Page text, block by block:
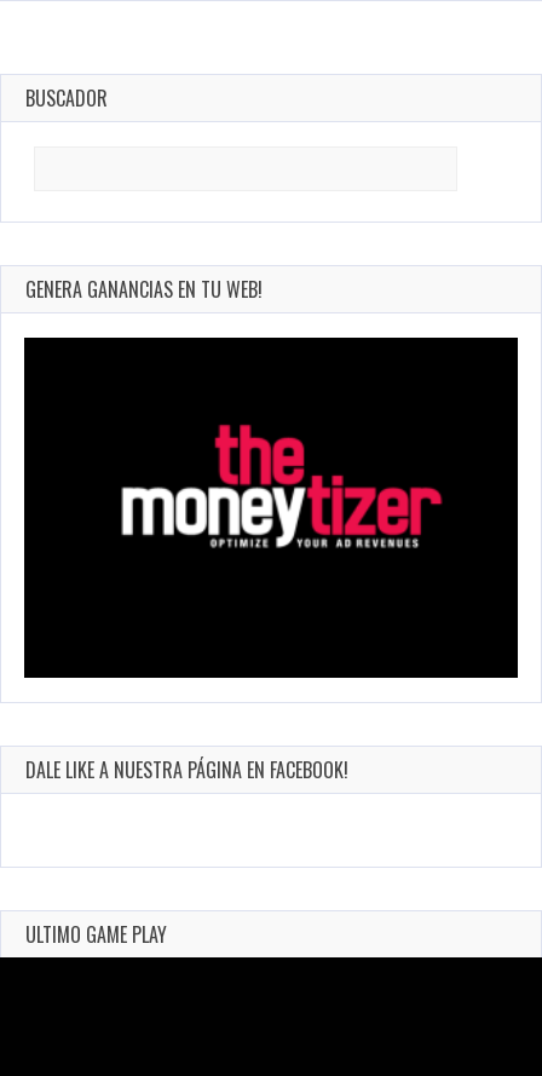
BUSCADOR
GENERA GANANCIAS EN TU WEB!
DALE LIKE A NUESTRA PÁGINA EN FACEBOOK!
ULTIMO GAME PLAY